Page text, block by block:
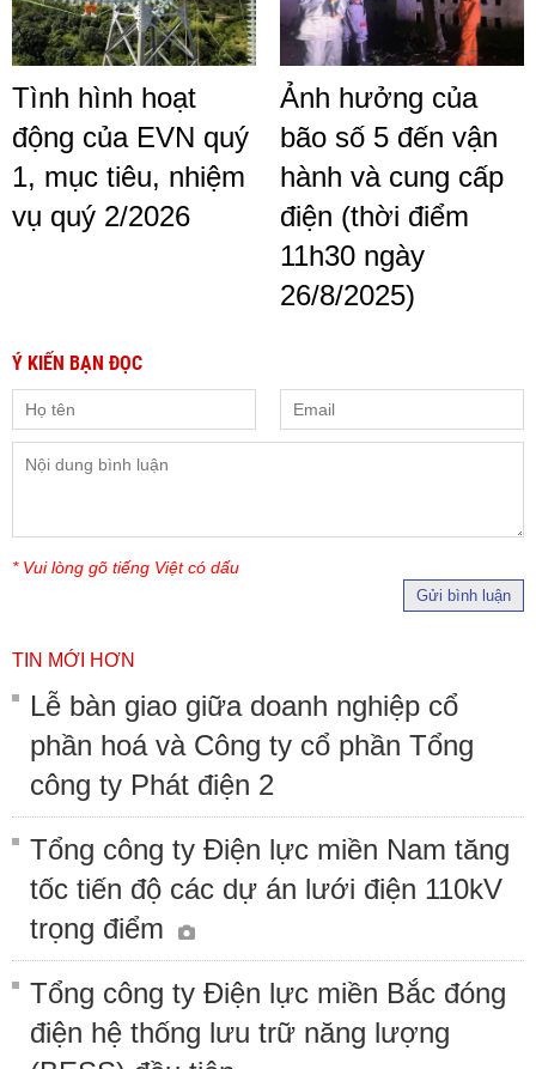
Tình hình hoạt
động của EVN quý
1, mục tiêu, nhiệm
vụ quý 2/2026
Ảnh hưởng của
bão số 5 đến vận
hành và cung cấp
điện (thời điểm
11h30 ngày
26/8/2025)
Ý KIẾN BẠN ĐỌC
* Vui lòng gõ tiếng Việt có dấu
Gửi bình luận
TIN MỚI HƠN
Lễ bàn giao giữa doanh nghiệp cổ
phần hoá và Công ty cổ phần Tổng
công ty Phát điện 2
Tổng công ty Điện lực miền Nam tăng
tốc tiến độ các dự án lưới điện 110kV
trọng điểm
Tổng công ty Điện lực miền Bắc đóng
điện hệ thống lưu trữ năng lượng